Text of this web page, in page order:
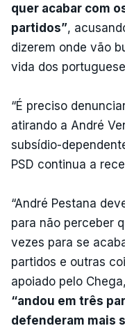
quer acabar com
partidos”,
dizerem onde vão
vida dos
“É preciso
atirando a André
subsídio-
PSD continua a
“André Pestana
para não perceber
vezes para se
partidos e outras
apoiado pelo
“andou em três
defenderam mais